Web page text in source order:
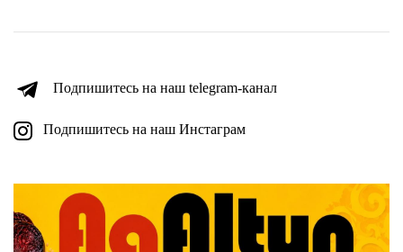
Подпишитесь на наш telegram-канал
Подпишитесь на наш Инстаграм